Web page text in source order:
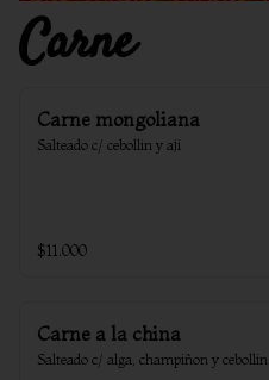
Carne
Carne mongoliana
Salteado c/ cebollin y aji
$11.000
Carne a la china
Salteado c/ alga, champiñon y cebollin